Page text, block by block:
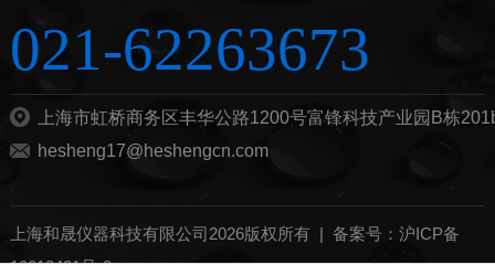
021-62263673
上海市虹桥商务区丰华公路1200号富锋科技产业园B栋
hesheng17@heshengcn.com
上海和晟仪器科技有限公司2026版权所有 | 备案号：沪ICP备